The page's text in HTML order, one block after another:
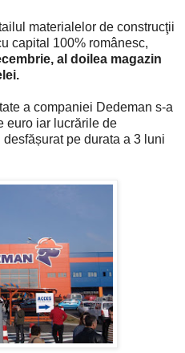
materialelor de construcţii
capital 100% românesc,
al doilea magazin
a companiei Dedeman s-a
euro iar lucrările de
pe durata a 3 luni